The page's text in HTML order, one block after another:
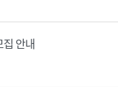
안내